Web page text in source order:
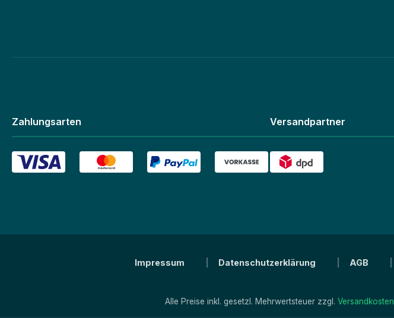
Zahlungsarten Versandpartner
Impressum Datenschutzerklärung AGB
Alle Preise inkl. gesetzl. Mehrwertsteuer zzgl. Versandkosten